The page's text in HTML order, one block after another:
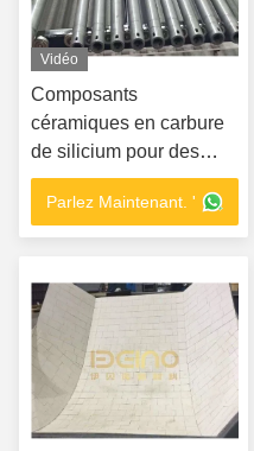
Vidéo
Composants
céramiques en carbure
de silicium pour des
applications d'usure et
de corrosion extrêmes
Parlez Maintenant. '